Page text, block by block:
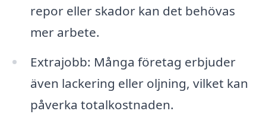
repor eller skador kan det behövas
mer arbete.
Extrajobb: Många företag erbjuder
även lackering eller oljning, vilket kan
påverka totalkostnaden.